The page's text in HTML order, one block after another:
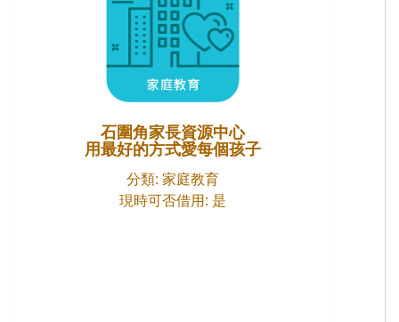
石圍角家長資源中心
用最好的方式愛每個孩子
分類: 家庭教育
現時可否借用: 是